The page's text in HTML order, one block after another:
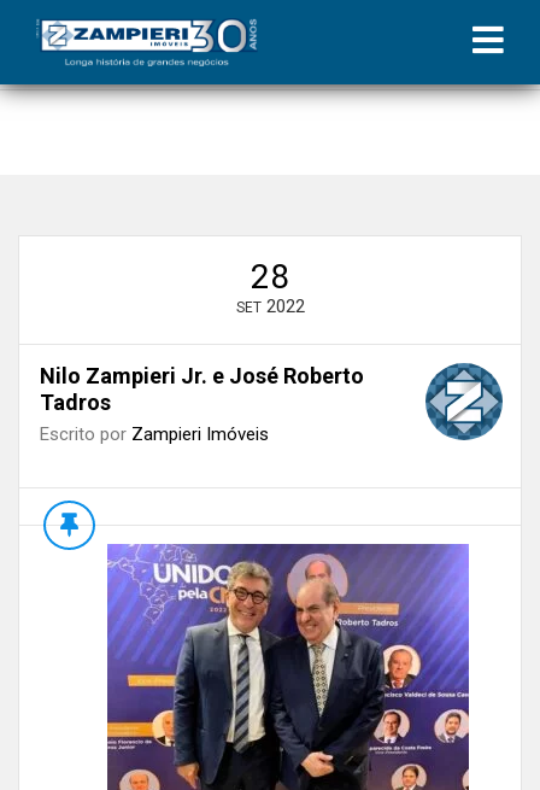
Início»Blog»Nilo Zampieri Jr. é o único representante de Alagoas
na diretoria da CNC»Nilo Zampieri Jr. e José Roberto Tadros
28
SET 2022
Nilo Zampieri Jr. e José Roberto
Tadros
Escrito por Zampieri Imóveis